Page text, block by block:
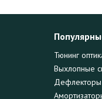
Тюнинг
Выхлопные
Дефлекторы